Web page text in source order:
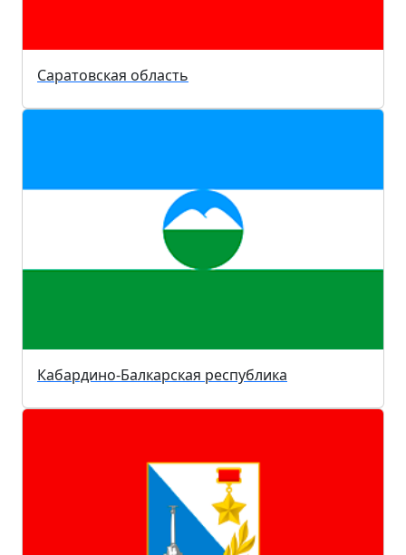
Саратовская область
Кабардино-Балкарская республика